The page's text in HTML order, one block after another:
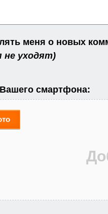
меня о новых
не уходят)
смартфона: